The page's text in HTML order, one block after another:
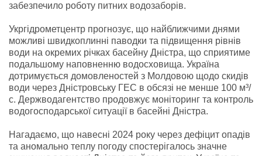
забезпечило роботу питних водозаборів.
Укргідрометцентр прогнозує, що найближчими днями
можливі швидкоплинні паводки та підвищення рівнів
води на окремих річках басейну Дністра, що сприятиме
подальшому наповненню водосховища. Україна
дотримується домовленостей з Молдовою щодо скидів
води через Дністровську ГЕС в обсязі не менше 100 м³/
с. Держводагентство продовжує моніторинг та контроль
водогосподарської ситуації в басейні Дністра.
Нагадаємо, що навесні 2024 року через дефіцит опадів
та аномально теплу погоду спостерігалось значне